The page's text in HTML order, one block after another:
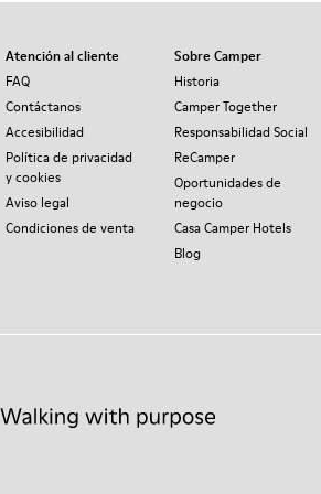
Atención al cliente
FAQ
Contáctanos
Accesibilidad
Política de privacidad
y cookies
Aviso legal
Condiciones de venta
Sobre Camper
Historia
Camper Together
Responsabilidad Social
ReCamper
Oportunidades de
negocio
Casa Camper Hotels
Blog